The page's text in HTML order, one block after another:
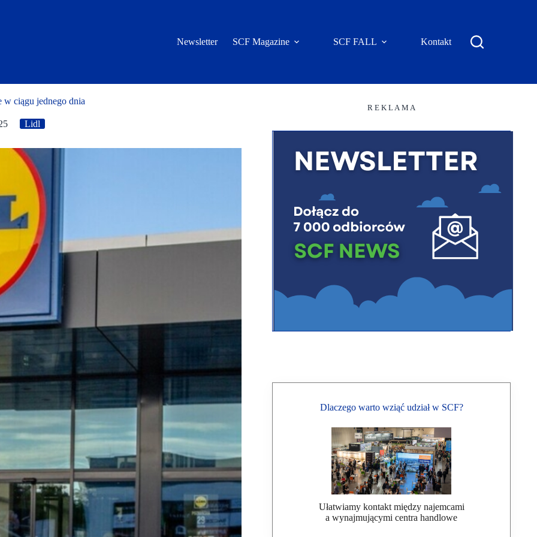
Newsletter SCF Magazine SCF FALL Kontakt
ciągu jednego dnia
Lidl
R E K L A M A
Dlaczego warto wziąć udział w SCF?
Ułatwiamy kontakt między najemcami
a wynajmującymi centra handlowe